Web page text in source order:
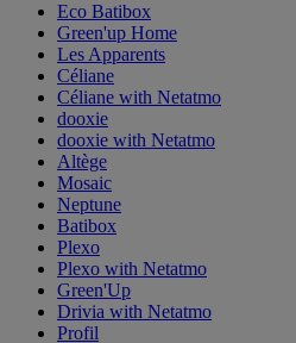
Eco Batibox
Green'up Home
Les Apparents
Céliane
Céliane with Netatmo
dooxie
dooxie with Netatmo
Altège
Mosaic
Neptune
Batibox
Plexo
Plexo with Netatmo
Green'Up
Drivia with Netatmo
Profil